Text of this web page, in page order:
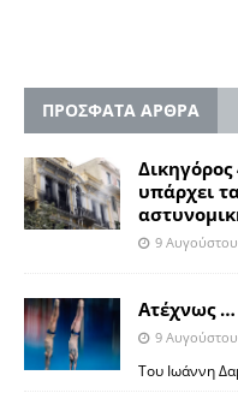
ΠΡΟΣΦΑΤΑ ΑΡΘΡΑ
υπάρχει
9
Ατέχνως …
9
Του Ιωάννη